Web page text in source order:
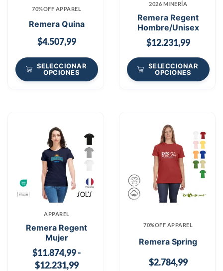
70%OFF APPAREL
Remera Quina
$4.507,99
SELECCIONAR
OPCIONES
2026 MINERÍA
Remera Regent
Hombre/Unisex
$12.231,99
SELECCIONAR
OPCIONES
APPAREL
Remera Regent
Mujer
$11.874,99-
$12.231,99
70%OFF APPAREL
Remera Spring
$2.784,99